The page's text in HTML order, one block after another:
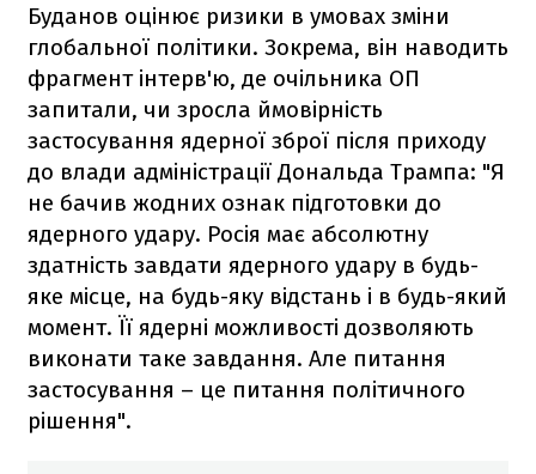
Буданов оцінює ризики в умовах зміни
глобальної політики. Зокрема, він наводить
фрагмент інтерв'ю, де очільника ОП
запитали, чи зросла ймовірність
застосування ядерної зброї після приходу
до влади адміністрації Дональда Трампа: "Я
не бачив жодних ознак підготовки до
ядерного удару. Росія має абсолютну
здатність завдати ядерного удару в будь-
яке місце, на будь-яку відстань і в будь-який
момент. Її ядерні можливості дозволяють
виконати таке завдання. Але питання
застосування – це питання політичного
рішення".